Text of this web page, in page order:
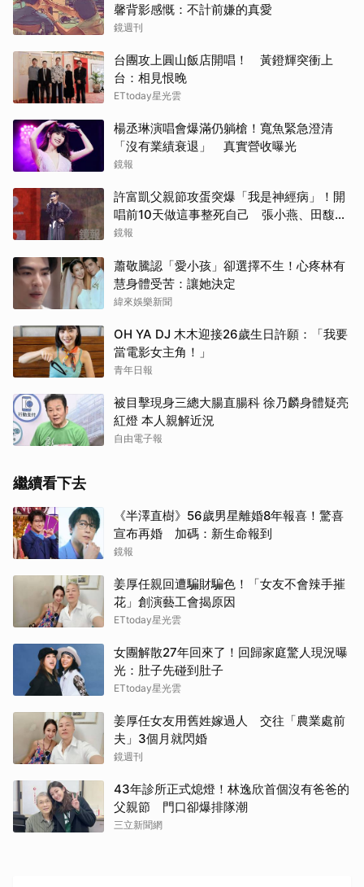
馨背影感慨：不計前嫌的真愛
鏡週刊
台團攻上圓山飯店開唱！ 黃鐙輝突衝上
台：相見恨晚
ETtoday星光雲
楊丞琳演唱會爆滿仍躺槍！寬魚緊急澄清
「沒有業績衰退」 真實營收曝光
鏡報
許富凱父親節攻蛋突爆「我是神經病」！開
唱前10天做這事整死自己 張小燕、田馥甄
不畏「白海豚」朝聖
鏡報
蕭敬騰認「愛小孩」卻選擇不生！心疼林有
慧身體受苦：讓她決定
緯來娛樂新聞
OH YA DJ 木木迎接26歲生日許願：「我要
當電影女主角！」
青年日報
被目擊現身三總大腸直腸科 徐乃麟身體疑亮
紅燈 本人親解近況
自由電子報
繼續看下去
《半澤直樹》56歲男星離婚8年報喜！驚喜
宣布再婚 加碼：新生命報到
鏡報
姜厚任親回遭騙財騙色！「女友不會辣手摧
花」創演藝工會揭原因
ETtoday星光雲
女團解散27年回來了！回歸家庭驚人現況曝
光：肚子先碰到肚子
ETtoday星光雲
姜厚任女友用舊姓嫁過人 交往「農業處前
夫」3個月就閃婚
鏡週刊
43年診所正式熄燈！林逸欣首個沒有爸爸的
父親節 門口卻爆排隊潮
三立新聞網